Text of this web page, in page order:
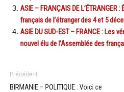
ASIE – FRANÇAIS DE L’ÉTRANGER
français de l’étranger des 4 et 5
ASIE DU SUD-EST – FRANCE : Les
nouvel élu de l’Assemblée des
Précédent
BIRMANIE – POLITIQUE : Voici ce